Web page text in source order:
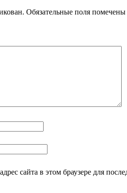
Обязательные поля помечены
сайта в этом браузере для